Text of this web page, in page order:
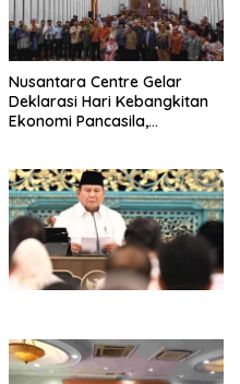
Nusantara Centre Gelar
Deklarasi Hari Kebangkitan
Ekonomi Pancasila,
Penjajahan (Pergolakan
Ekonomi Politik Indonesia) &
Simposium Nasional “Urgensi
Undang-Undang
Perekonomian Nasional dan
Kesejahteraan Sosial dalam